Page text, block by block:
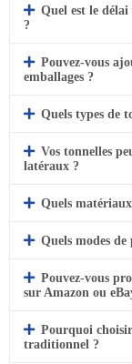
Quel est le
?
Pouvez-vous
emballages ?
Quels types de
Vos tonnelles
latéraux ?
Quels
Quels modes de
Pouvez-vous
sur Amazon ou
Pourquoi
traditionnel ?